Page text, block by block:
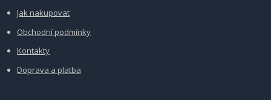
Jak nakupovat
Obchodní podmínky
Kontakty
Doprava a platba